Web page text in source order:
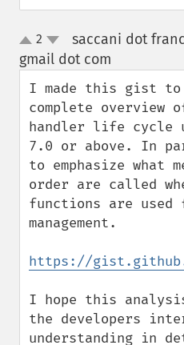
up
down
2
saccani dot
gmail dot com
I made this gist to
complete overview
handler life cycle
7.0 or above. In
to emphasize what
order are called
functions are used
management.
https://
I hope this
the developers
understanding in